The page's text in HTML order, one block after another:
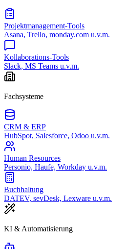
Projektmanagement-Tools
Asana, Trello, monday.com u.v.m.
Kollaborations-Tools
Slack, MS Teams u.v.m.
Fachsysteme
CRM & ERP
HubSpot, Salesforce, Odoo u.v.m.
Human Resources
Personio, Haufe, Workday u.v.m.
Buchhaltung
DATEV, sevDesk, Lexware u.v.m.
KI & Automatisierung